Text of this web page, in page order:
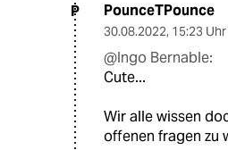
P PounceTPounce
30.08.2022, 15:23 Uhr
@Ingo Bernable:
Cute...
Wir alle wissen
offenen fragen zu